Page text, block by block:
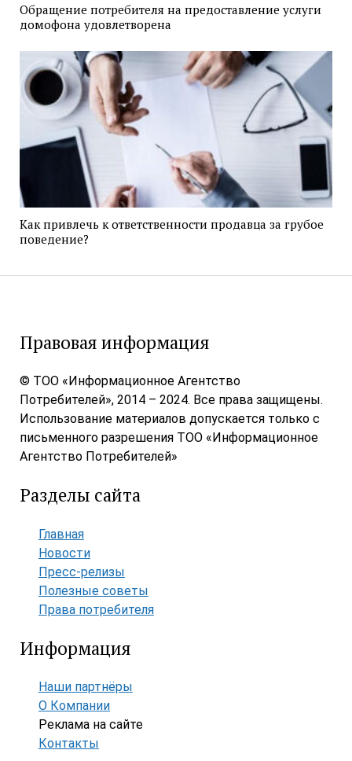
Обращение потребителя на предоставление услуги
домофона удовлетворена
Как привлечь к ответственности продавца за грубое
поведение?
Правовая информация
© ТОО «Информационное Агентство
Потребителей», 2014 – 2024. Все права защищены.
Использование материалов допускается только с
письменного разрешения ТОО «Информационное
Агентство Потребителей»
Разделы сайта
Главная
Новости
Пресс-релизы
Полезные советы
Права потребителя
Информация
Наши партнёры
О Компании
Реклама на сайте
Контакты